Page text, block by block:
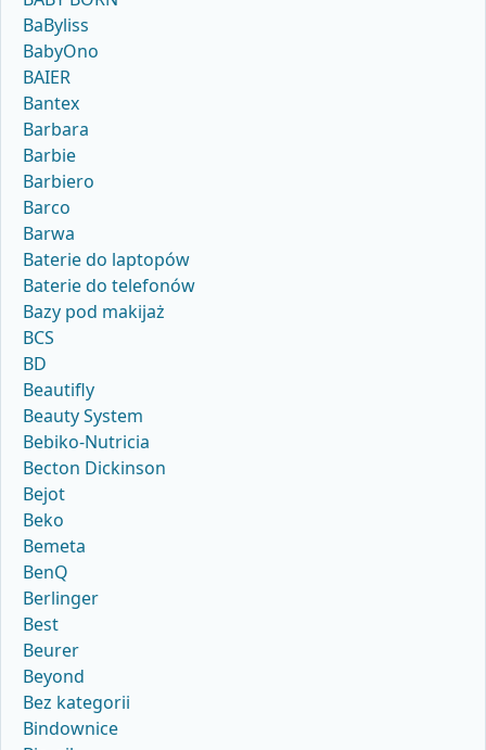
BaByliss
BabyOno
BAIER
Bantex
Barbara
Barbie
Barbiero
Barco
Barwa
Baterie do laptopów
Baterie do telefonów
Bazy pod makijaż
BCS
BD
Beautifly
Beauty System
Bebiko-Nutricia
Becton Dickinson
Bejot
Beko
Bemeta
BenQ
Berlinger
Best
Beurer
Beyond
Bez kategorii
Bindownice